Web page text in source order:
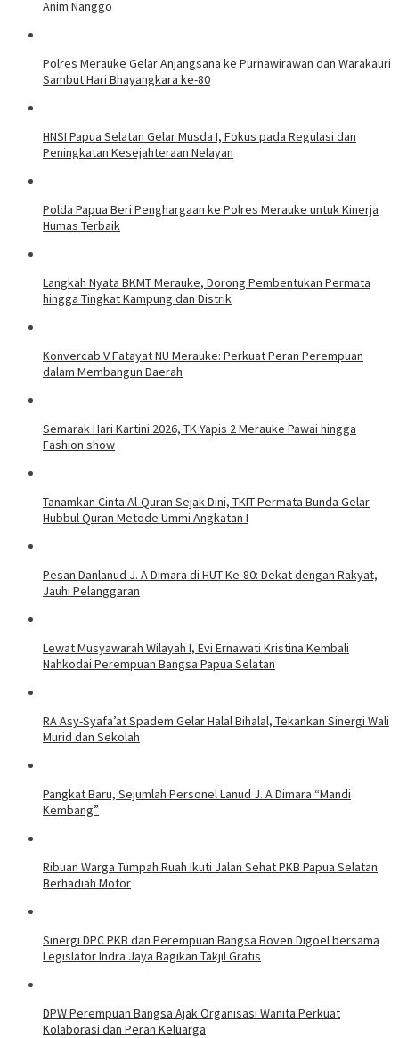
Anim Nanggo
Polres Merauke Gelar Anjangsana ke Purnawirawan dan Warakauri
Sambut Hari Bhayangkara ke-80
HNSI Papua Selatan Gelar Musda I, Fokus pada Regulasi dan
Peningkatan Kesejahteraan Nelayan
Polda Papua Beri Penghargaan ke Polres Merauke untuk Kinerja
Humas Terbaik
Langkah Nyata BKMT Merauke, Dorong Pembentukan Permata
hingga Tingkat Kampung dan Distrik
​Konvercab V Fatayat NU Merauke: Perkuat Peran Perempuan
dalam Membangun Daerah
​Semarak Hari Kartini 2026, TK Yapis 2 Merauke Pawai hingga
Fashion show
Tanamkan Cinta Al-Quran Sejak Dini, TKIT Permata Bunda Gelar
Hubbul Quran Metode Ummi Angkatan I
Pesan Danlanud J. A Dimara di HUT Ke-80: Dekat dengan Rakyat,
Jauhi Pelanggaran
Lewat Musyawarah Wilayah I, Evi Ernawati Kristina Kembali
Nahkodai Perempuan Bangsa Papua Selatan
RA Asy-Syafa’at Spadem Gelar Halal Bihalal, Tekankan Sinergi Wali
Murid dan Sekolah
Pangkat Baru, Sejumlah Personel Lanud J. A Dimara “Mandi
Kembang”
​Ribuan Warga Tumpah Ruah Ikuti Jalan Sehat PKB Papua Selatan
Berhadiah Motor
Sinergi DPC PKB dan Perempuan Bangsa Boven Digoel bersama
Legislator Indra Jaya Bagikan Takjil Gratis
DPW Perempuan Bangsa Ajak Organisasi Wanita Perkuat
Kolaborasi dan Peran Keluarga